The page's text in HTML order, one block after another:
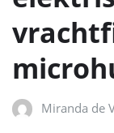
Miranda de